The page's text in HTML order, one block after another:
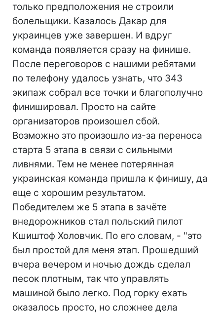
только предположения не строили
болельщики. Казалось Дакар для
украинцев уже завершен. И вдруг
команда появляется сразу на финише.
После переговоров с нашими ребятами
по телефону удалось узнать, что 343
экипаж собрал все точки и благополучно
финишировал. Просто на сайте
организаторов произошел сбой.
Возможно это произошло из-за переноса
старта 5 этапа в связи с сильными
ливнями. Тем не менее потерянная
украинская команда пришла к финишу, да
еще с хорошим результатом.
Победителем же 5 этапа в зачёте
внедорожников стал польский пилот
Кшиштоф Холовчик. По его словам, - "это
был простой для меня этап. Прошедший
вчера вечером и ночью дождь сделал
песок плотным, так что управлять
машиной было легко. Под горку ехать
оказалось просто, но сложнее дела